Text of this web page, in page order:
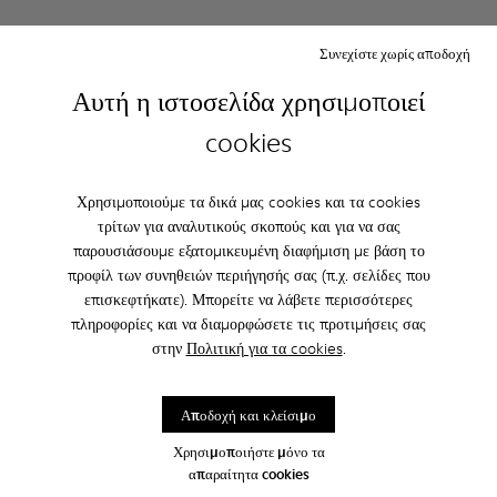
Αυτή η ιστοσελίδα χρησιμοποιεί
cookies
Χρησιμοποιούμε τα δικά μας cookies και τα cookies
τρίτων για αναλυτικούς σκοπούς και για να σας
παρουσιάσουμε εξατομικευμένη διαφήμιση με βάση το
προφίλ των συνηθειών περιήγησής σας (π.χ. σελίδες που
επισκεφτήκατε). Μπορείτε να λάβετε περισσότερες
πληροφορίες και να διαμορφώσετε τις προτιμήσεις σας
στην Πολιτική για τα cookies.
Χρησιμοποιήστε μόνο τα
απαραίτητα cookies
Συνεχίστε χωρίς αποδοχή
Αποδοχή και κλείσιμο
Drift Trail - K101077-004 - Πράσινα sneakers από Cordura και
Drift Trail - K101077-003 - Γκρι αθλητικά παπούτσια
Drift Trail - K101077-002 - Πολύχρωμα
Drift Trail - K101077-001 - Πολύχρωμα
Drift Trail
Drift Trail - K101084-006 -
Drift Trail - K101084-
Drift Trail -
Drift Trail
175 €
Προσθήκη